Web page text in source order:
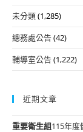
未分類(1,285)
總務處公告(42)
輔導室公告(1,222)
近期文章
重要衛生組115年